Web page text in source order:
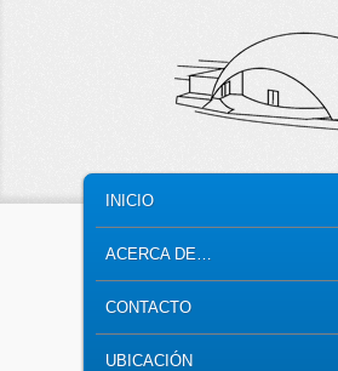
SKIP TO PRIMARY CONTENT
SKIP TO SECONDARY CONTENT
INICIO
ACERCA DE…
CONTACTO
UBICACIÓN